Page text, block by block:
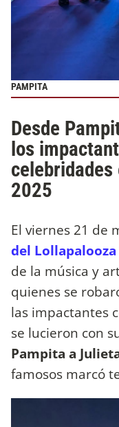
PAMPITA
Desde
los
celebridades
2025
El viernes 21 de
del Lollapalooza
de la música y
quienes se
las impactantes
se lucieron con
Pampita a
famosos marcó